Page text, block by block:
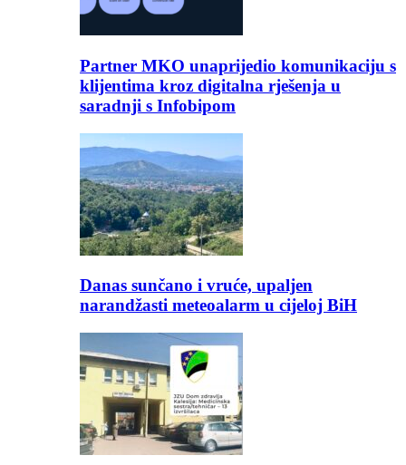
Partner MKO unaprijedio komunikaciju s
klijentima kroz digitalna rješenja u
saradnji s Infobipom
Danas sunčano i vruće, upaljen
narandžasti meteoalarm u cijeloj BiH